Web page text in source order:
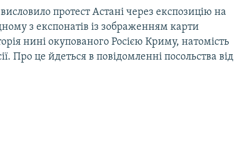
протест Астані через експозицію на
з експонатів із зображенням карти
нині окупованого Росією Криму, натомість
Про це йдеться в повідомленні посольства від